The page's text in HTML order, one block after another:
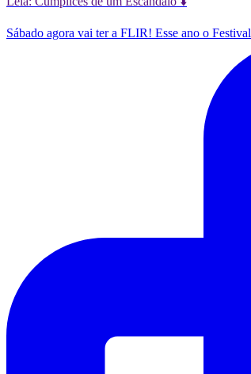
Sábado agora vai ter a FLIR! Esse ano o Festival